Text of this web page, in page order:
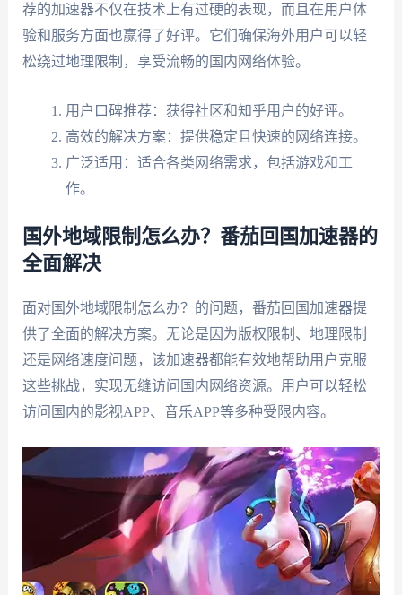
荐的加速器不仅在技术上有过硬的表现，而且在用户体
验和服务方面也赢得了好评。它们确保海外用户可以轻
松绕过地理限制，享受流畅的国内网络体验。
用户口碑推荐：获得社区和知乎用户的好评。
高效的解决方案：提供稳定且快速的网络连接。
广泛适用：适合各类网络需求，包括游戏和工
作。
国外地域限制怎么办？番茄回国加速器的
全面解决
面对国外地域限制怎么办？的问题，番茄回国加速器提
供了全面的解决方案。无论是因为版权限制、地理限制
还是网络速度问题，该加速器都能有效地帮助用户克服
这些挑战，实现无缝访问国内网络资源。用户可以轻松
访问国内的影视APP、音乐APP等多种受限内容。